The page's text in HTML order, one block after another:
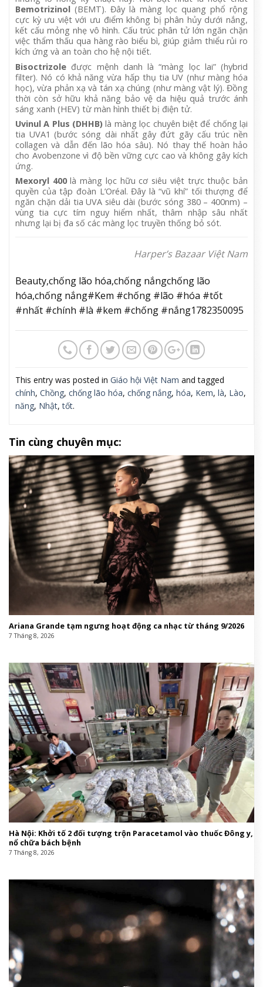
Bemotrizinol (BEMT). Đây là màng lọc quang phổ rộng
cực kỳ ưu việt với ưu điểm không bị phân hủy dưới nắng,
kết cấu mỏng nhẹ vô hình. Cấu trúc phân tử lớn ngăn chặn
việc thẩm thấu qua hàng rào biểu bì, giúp giảm thiểu rủi ro
kích ứng và an toàn cho hệ nội tiết.
Bisoctrizole được mệnh danh là “màng lọc lai” (hybrid
filter). Nó có khả năng vừa hấp thụ tia UV (như màng hóa
học), vừa phản xạ và tán xạ chúng (như màng vật lý). Đồng
thời còn sở hữu khả năng bảo vệ da hiệu quả trước ánh
sáng xanh (HEV) từ màn hình thiết bị điện tử.
Uvinul A Plus (DHHB) là màng lọc chuyên biệt để chống lại
tia UVA1 (bước sóng dài nhất gây đứt gãy cấu trúc nền
collagen và dẫn đến lão hóa sâu). Nó thay thế hoàn hảo
cho Avobenzone vì độ bền vững cực cao và không gây kích
ứng.
Mexoryl 400là màng lọc hữu cơ siêu việt trực thuộc bản
quyền của tập đoàn L’Oréal. Đây là “vũ khí” tối thượng để
ngăn chặn dải tia UVA siêu dài (bước sóng 380 – 400nm) –
vùng tia cực tím nguy hiểm nhất, thâm nhập sâu nhất
nhưng lại bị đa số các màng lọc truyền thống bỏ sót.
Harper’s Bazaar Việt Nam
Beauty,chống lão hóa,chống nắngchống lão
hóa,chống nắng#Kem #chống #lão #hóa #tốt
#nhất #chính #là #kem #chống #nắng1782350095
This entry was posted in Giáo hội Việt Nam and tagged
chính, Chồng, chống lão hóa, chống nắng, hóa, Kem, là, Lào,
năng, Nhật,tốt.
Tin cùng chuyên mục:
Ariana Grande tạm ngưng hoạt động ca nhạc từ tháng 9/2026
7 Tháng 8, 2026
Hà Nội: Khởi tố 2 đối tượng trộn Paracetamol vào thuốc Đông y,
nổ chữa bách bệnh
7 Tháng 8, 2026